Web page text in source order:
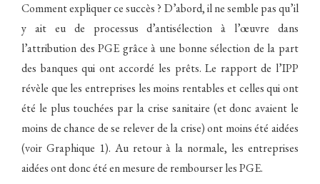
Comment expliquer ce succès ? D’abord, il ne semble pas qu’il
y ait eu de processus d’antisélection à l’œuvre dans
l’attribution des PGE grâce à une bonne sélection de la part
des banques qui ont accordé les prêts. Le rapport de l’IPP
révèle que les entreprises les moins rentables et celles qui ont
été le plus touchées par la crise sanitaire (et donc avaient le
moins de chance de se relever de la crise) ont moins été aidées
(voir Graphique 1). Au retour à la normale, les entreprises
aidées ont donc été en mesure de rembourser les PGE.